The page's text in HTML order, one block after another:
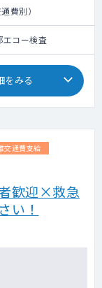
費別）
エコー検査
をみる
交通費支給
歓迎×救急
い！